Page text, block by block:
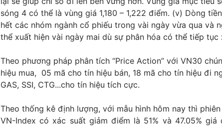
sóng 4 có thể là vùng giá 1,180 – 1,222 điểm. (v) Dòng
hết các nhóm ngành cổ phiếu trong vài ngày vừa qua và
thể xuất hiện vài ngày mai dù sự phân hóa có thể tiếp tục
Theo phương pháp phân tích “Price Action” với VN30
hiệu mua, 05 mã cho tín hiệu bán, 18 mã cho tín hiệu đi
GAS, SSI, CTG...cho tín hiệu tích cực.
Theo thống kê định lượng, với mẫu hình hôm nay thì
VN-Index có xác suất giảm điểm là 51% và 47.05%